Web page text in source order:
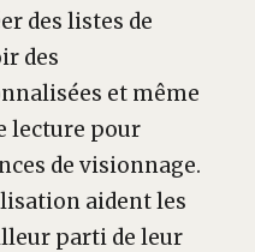
des listes de
des
et même
lecture pour
de visionnage.
aident les
parti de leur